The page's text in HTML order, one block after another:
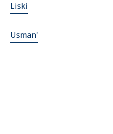
Liski
Usman'